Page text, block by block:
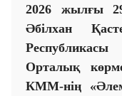
2026 жылғы 29
Әбілхан
Орталық
КММ-нің